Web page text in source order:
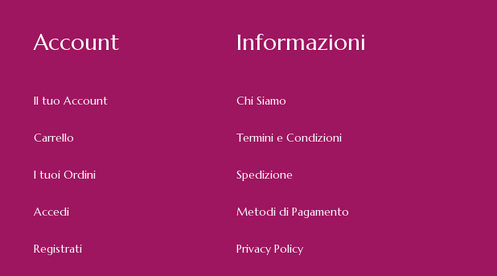
Account
Il tuo Account
Carrello
I tuoi Ordini
Accedi
Registrati
Informazioni
Chi Siamo
Termini e Condizioni
Spedizione
Metodi di Pagamento
Privacy Policy